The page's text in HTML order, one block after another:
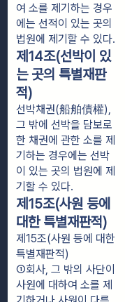
여 소를 제기하는 경우
에는 선적이 있는 곳의
법원에 제기할 수 있다.
제14조(선박이 있
는 곳의 특별재판
적)
선박채권(船舶債權),
그 밖에 선박을 담보로
한 채권에 관한 소를 제
기하는 경우에는 선박
이 있는 곳의 법원에 제
기할 수 있다.
제15조(사원 등에
대한 특별재판적)
제15조(사원 등에 대한
특별재판적)
①회사, 그 밖의 사단이
사원에 대하여 소를 제